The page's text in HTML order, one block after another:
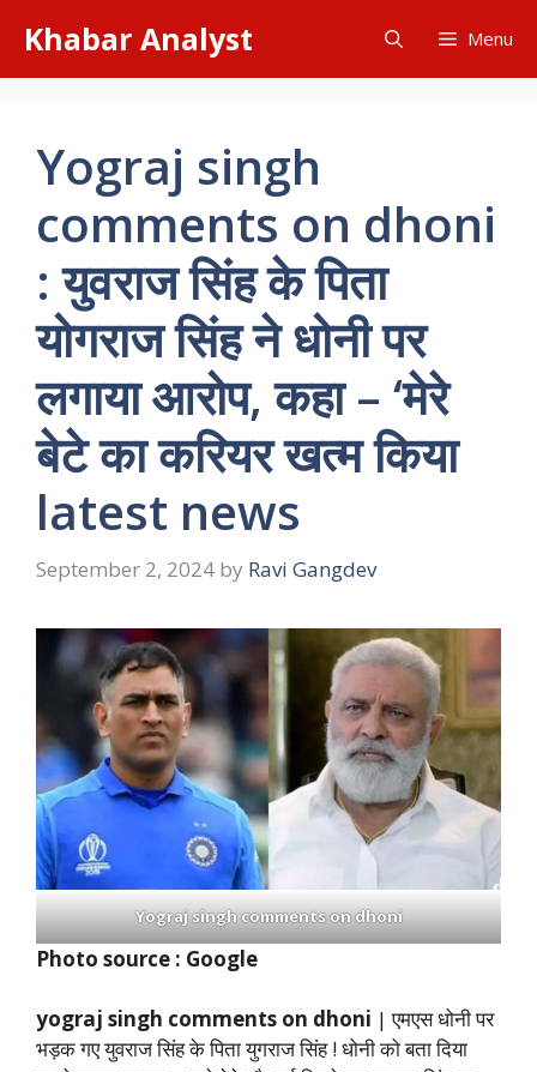
content
Khabar Analyst Menu
Yograj singh
comments on dhoni
: युवराज सिंह के पिता
योगराज सिंह ने धोनी पर
लगाया आरोप, कहा – ‘मेरे
बेटे का करियर खत्म किया
latest news
September 2, 2024 by Ravi Gangdev
Yograj singh comments on dhoni
Photo source : Google
yograj singh comments on dhoni | एमएस धोनी पर
भड़क गए युवराज सिंह के पिता युगराज सिंह ! धोनी को बता दिया